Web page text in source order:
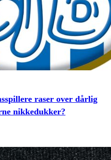
raser over dårlig
nikkedukker?